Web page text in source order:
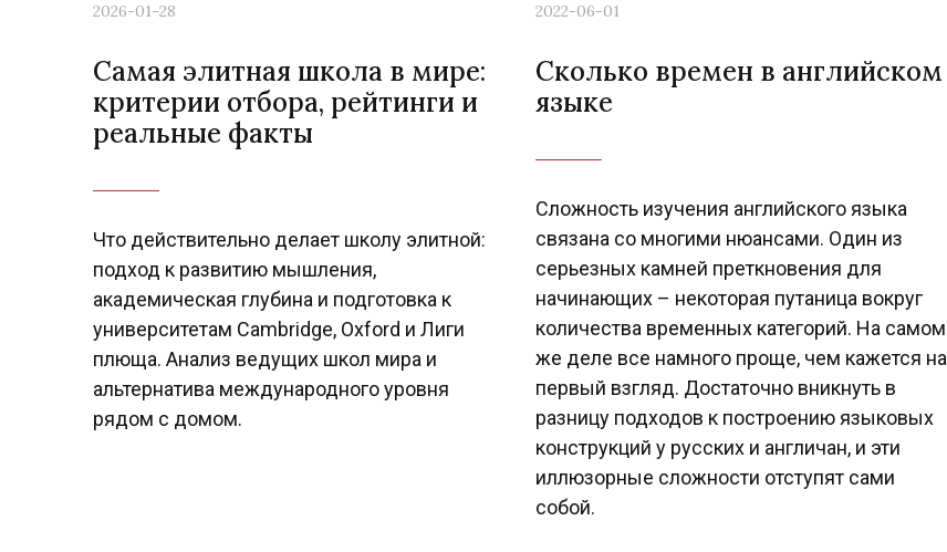
2026-01-28
Самая элитная школа в мире:
критерии отбора, рейтинги и
реальные факты
Что действительно делает школу элитной:
подход к развитию мышления,
академическая глубина и подготовка к
университетам Cambridge, Oxford и Лиги
плюща. Анализ ведущих школ мира и
альтернатива международного уровня
рядом с домом.
2022-06-01
Сколько времен в английском
языке
Сложность изучения английского языка
связана со многими нюансами. Один из
серьезных камней преткновения для
начинающих – некоторая путаница вокруг
количества временных категорий. На самом
же деле все намного проще, чем кажется на
первый взгляд. Достаточно вникнуть в
разницу подходов к построению языковых
конструкций у русских и англичан, и эти
иллюзорные сложности отступят сами
собой.